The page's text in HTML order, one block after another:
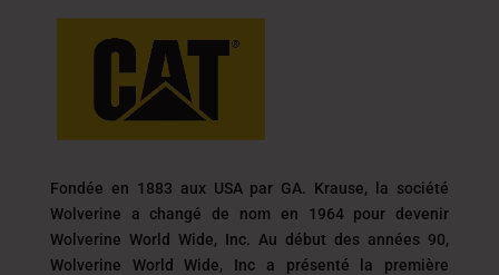
Fondée en 1883 aux USA par GA. Krause, la société
Wolverine a changé de nom en 1964 pour devenir
Wolverine World Wide, Inc. Au début des années 90,
Wolverine World Wide, Inc a présenté la première